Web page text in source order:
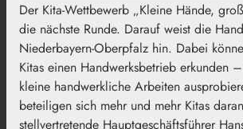
Der Kita-Wettbewerb „Kleine Hände,
die nächste Runde. Darauf weist die
Niederbayern-Oberpfalz hin. Dabei
Kitas einen Handwerksbetrieb erkunden
kleine handwerkliche Arbeiten
beteiligen sich mehr und mehr Kitas
stellvertretende Hauptgeschäftsführer